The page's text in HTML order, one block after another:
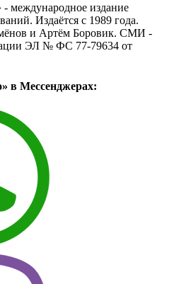
международное издание
Издаётся с 1989 года.
и Артём Боровик. CМИ -
ЭЛ № ФС 77-79634 от
в Мессенджерах: